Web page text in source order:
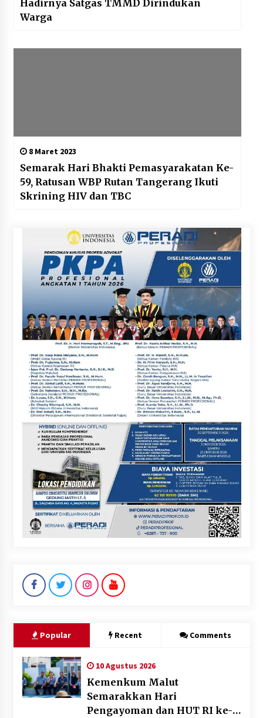
Hadirnya Satgas TMMD Dirindukan
Warga
8 Maret 2023
Semarak Hari Bhakti Pemasyarakatan Ke-
59, Ratusan WBP Rutan Tangerang Ikuti
Skrining HIV dan TBC
Popular Recent Comments
10 Agustus 2026
Kemenkum Malut
Semarakkan Hari
Pengayoman dan HUT RI ke-